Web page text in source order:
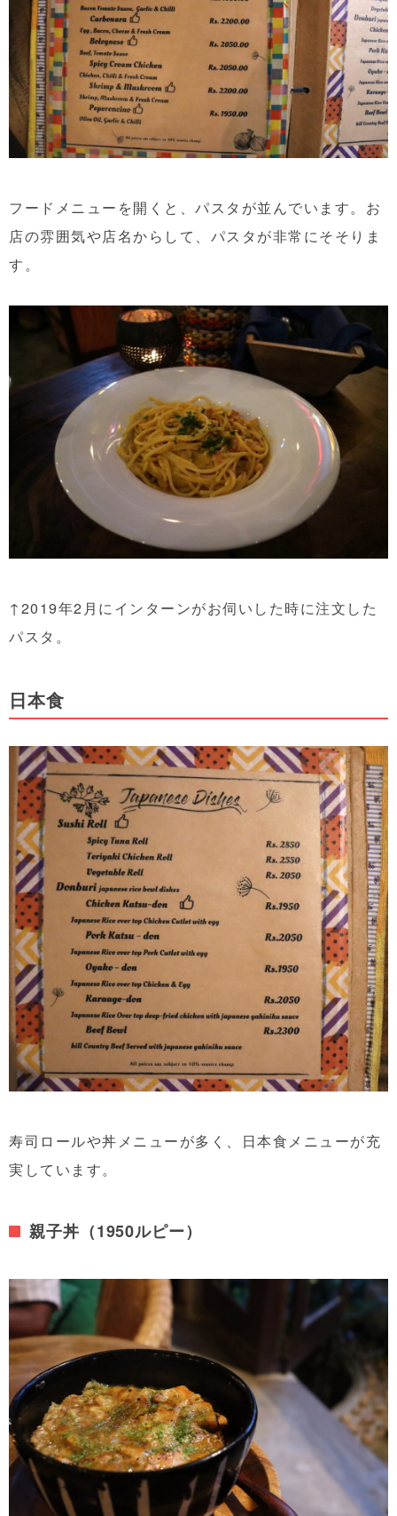
フードメニューを開くと、パスタが並んでいます。お
店の雰囲気や店名からして、パスタが非常にそそりま
す。
↑2019年2月にインターンがお伺いした時に注文した
パスタ。
日本食
寿司ロールや丼メニューが多く、日本食メニューが充
実しています。
親子丼（1950ルピー）